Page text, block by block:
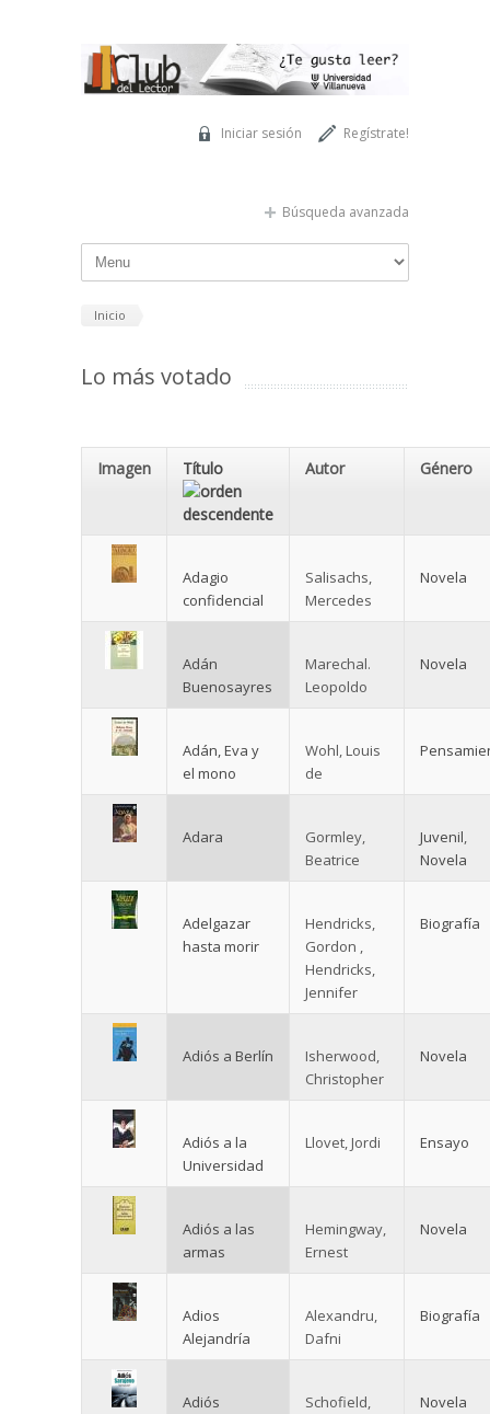
Regístrate!
Iniciar sesión
Búsqueda avanzada
Inicio
Lo más votado
Imagen Título Autor Género
Adagio
confidencial
Salisachs,
Mercedes
Novela
Adán
Buenosayres
Marechal.
Leopoldo
Novela
Adán, Eva y
el mono
Wohl, Louis
de
Adara
Gormley,
Beatrice
Juvenil,
Novela
Adelgazar
hasta morir
Hendricks,
Gordon ,
Hendricks,
Jennifer
Biografía
Adiós a Berlín
Isherwood,
Christopher
Novela
Adiós a la
Universidad
Llovet, Jordi Ensayo
Adiós a las
armas
Hemingway,
Ernest
Novela
Adios
Alejandría
Alexandru,
Dafni
Biografía
Adiós
Schofield,
Novela